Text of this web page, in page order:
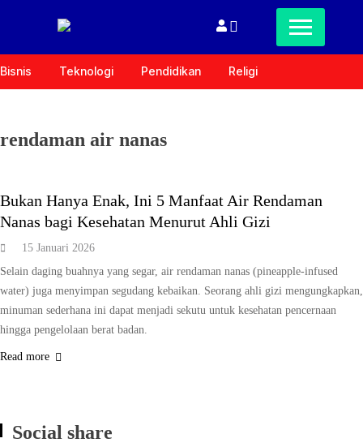
Bisnis Teknologi Pendidikan Religi
rendaman air nanas
Bukan Hanya Enak, Ini 5 Manfaat Air Rendaman
Nanas bagi Kesehatan Menurut Ahli Gizi
15 Januari 2026
Selain daging buahnya yang segar, air rendaman nanas (pineapple-infused
water) juga menyimpan segudang kebaikan. Seorang ahli gizi mengungkapkan,
minuman sederhana ini dapat menjadi sekutu untuk kesehatan pencernaan
hingga pengelolaan berat badan.
Read more
Social share